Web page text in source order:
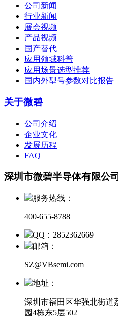
公司新闻
行业新闻
展会视频
产品视频
国产替代
应用领域科普
应用场景选型推荐
国内外型号参数对比报告
关于微碧
公司介绍
企业文化
发展历程
FAQ
深圳市微碧半导体有限公司
服务热线：
400-655-8788
QQ：2852362669
邮箱：
SZ@VBsemi.com
地址：
深圳市福田区华强北街道
园4栋东5层502